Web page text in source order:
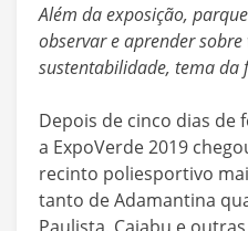
Além da exposição,
observar e aprender
sustentabilidade, tema da
Depois de cinco dias de
a ExpoVerde 2019
recinto poliesportivo
tanto de Adamantina